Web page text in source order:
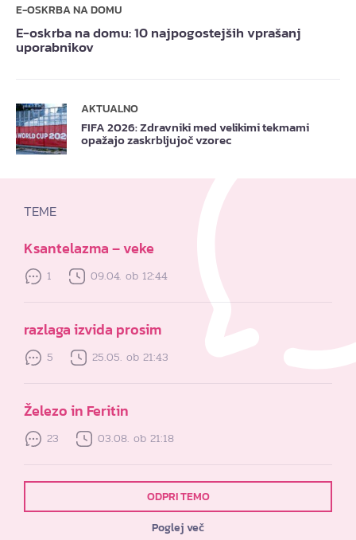
E-OSKRBA NA DOMU
E-oskrba na domu: 10 najpogostejših vprašanj
uporabnikov
AKTUALNO
FIFA 2026: Zdravniki med velikimi tekmami
opažajo zaskrbljujoč vzorec
TEME
Ksantelazma – veke
1 09.04. ob 12:44
razlaga izvida prosim
5 25.05. ob 21:43
Železo in Feritin
23 03.08. ob 21:18
ODPRI TEMO
Poglej več